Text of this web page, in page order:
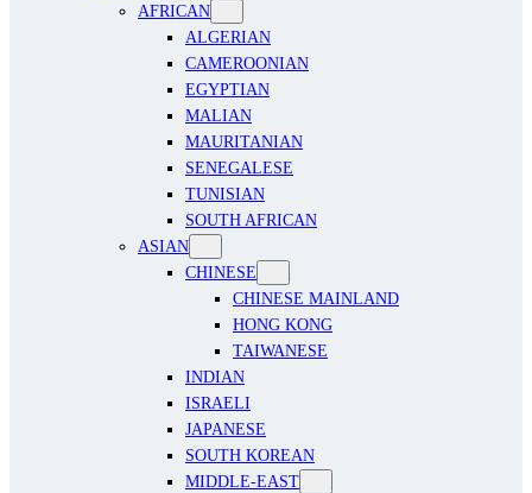
AFRICAN
ALGERIAN
CAMEROONIAN
EGYPTIAN
MALIAN
MAURITANIAN
SENEGALESE
TUNISIAN
SOUTH AFRICAN
ASIAN
CHINESE
CHINESE MAINLAND
HONG KONG
TAIWANESE
INDIAN
ISRAELI
JAPANESE
SOUTH KOREAN
MIDDLE-EAST